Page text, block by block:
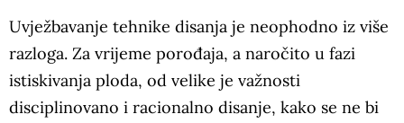
Uvježbavanje tehnike disanja je neophodno iz više
razloga. Za vrijeme porođaja, a naročito u fazi
istiskivanja ploda, od velike je važnosti
disciplinovano i racionalno disanje, kako se ne bi